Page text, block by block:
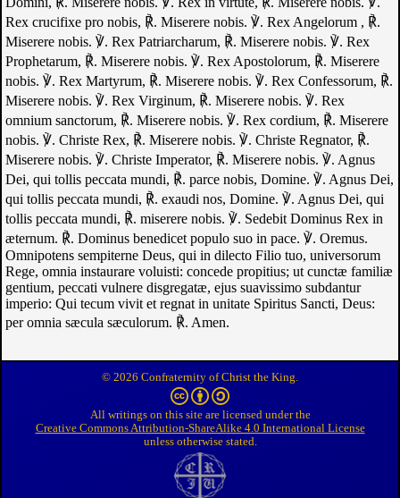
Rex crucifixe pro nobis, ℟. Miserere nobis. ℣. Rex Angelorum , ℟.
Miserere nobis. ℣. Rex Patriarcharum, ℟. Miserere nobis. ℣. Rex
Prophetarum, ℟. Miserere nobis. ℣. Rex Apostolorum, ℟. Miserere
nobis. ℣. Rex Martyrum, ℟. Miserere nobis. ℣. Rex Confessorum, ℟.
Miserere nobis. ℣. Rex Virginum, ℟. Miserere nobis. ℣. Rex
omnium sanctorum, ℟. Miserere nobis. ℣. Rex cordium, ℟. Miserere
nobis. ℣. Christe Rex, ℟. Miserere nobis. ℣. Christe Regnator, ℟.
Miserere nobis. ℣. Christe Imperator, ℟. Miserere nobis. ℣. Agnus
Dei, qui tollis peccata mundi, ℟. parce nobis, Domine. ℣. Agnus Dei,
qui tollis peccata mundi, ℟. exaudi nos, Domine. ℣. Agnus Dei, qui
tollis peccata mundi, ℟. miserere nobis. ℣. Sedebit Dominus Rex in
æternum. ℟. Dominus benedicet populo suo in pace. ℣. Oremus.
Omnipotens sempiterne Deus, qui in dilecto Filio tuo, universorum
Rege, omnia instaurare voluisti: concede propitius; ut cunctæ familiæ
gentium, peccati vulnere disgregatæ, ejus suavissimo subdantur
imperio: Qui tecum vivit et regnat in unitate Spiritus Sancti, Deus:
per omnia sæcula sæculorum. ℟. Amen.
© 2026 Confraternity of Christ the King.
All writings on this site are licensed under the
Creative Commons Attribution-ShareAlike 4.0 International License
unless otherwise stated.